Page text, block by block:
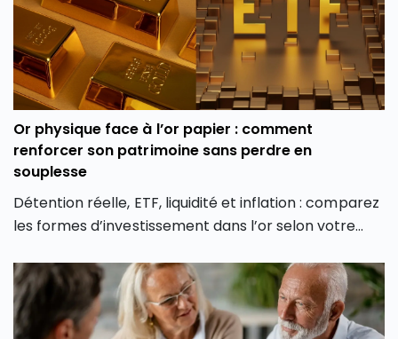
Or physique face à l’or papier : comment
renforcer son patrimoine sans perdre en
souplesse
Détention réelle, ETF, liquidité et inflation : comparez
les formes d’investissement dans l’or selon votre